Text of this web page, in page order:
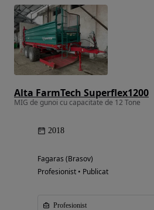
Alta FarmTech Superflex1200
MIG de gunoi cu capacitate de 12 Tone
2018
Fagaras (Brasov)
Profesionist • Publicat
Profesionist